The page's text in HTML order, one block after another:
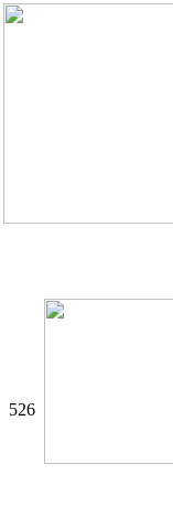
526